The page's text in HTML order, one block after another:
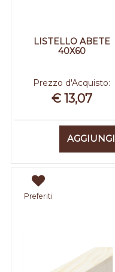
LISTELLO ABETE
40X60
Prezzo d'Acquisto:
€ 13,07
AGGIUNGI
Preferiti